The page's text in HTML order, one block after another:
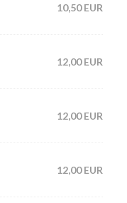
10,50 EUR
12,00 EUR
12,00 EUR
12,00 EUR